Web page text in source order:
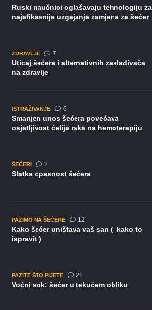
Ruski naučnici oglašavaju tehnologiju za
najefikasnije uzgajanje zamjena za šećer
ZDRAVLJE 7komentara
Uticaj šećera i alternativnih zaslađivača
na zdravlje
ISTRAŽIVANJE 6komentara
Smanjen unos šećera povećava
osjetljivost ćelija raka na hemoterapiju
ŠEĆERI 2komentara
Slatka opasnost šećera
PAZIMO NA ŠEĆERE 12komentara
Kako šećer uništava vaš san (i kako to
ispraviti)
PAZITE ŠTO PIJETE 21
Voćni sok: šećer u tekućem obliku